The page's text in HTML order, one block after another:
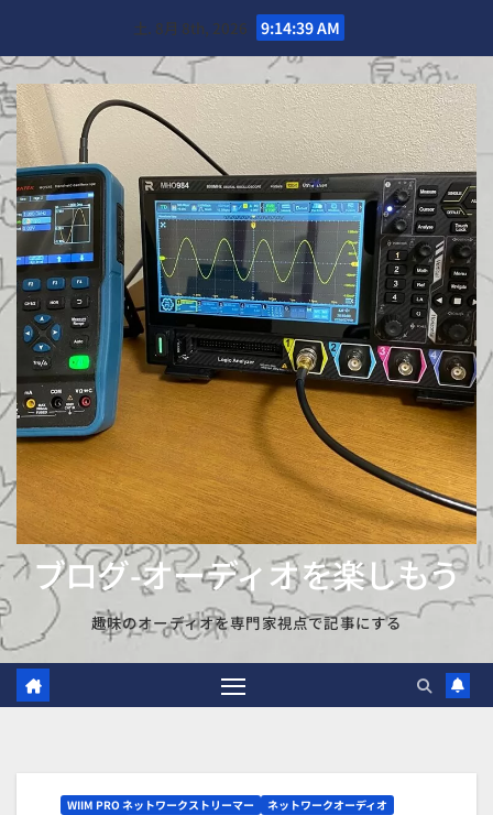
content
土. 8月 8th, 2026 9:14:41 AM
ブログ-オーディオを楽しもう
趣味のオーディオを専門家視点で記事にする
WIIM PRO ネットワークストリーマー
ネットワークオーディオ